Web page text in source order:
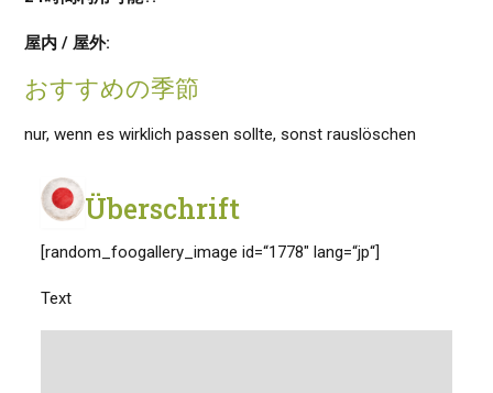
屋内 / 屋外:
おすすめの季節
nur, wenn es wirklich passen sollte, sonst rauslöschen
Überschrift
[random_foogallery_image id=“1778″ lang=“jp“]
Text